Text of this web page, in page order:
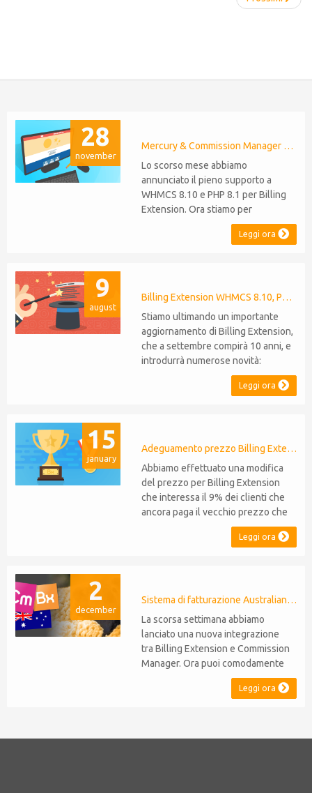
28
november
Mercury & Commission Manager WHMCS 8.11, PHP 8.2
Lo scorso mese abbiamo
annunciato il pieno supporto a
WHMCS 8.10 e PHP 8.1 per Billing
Extension. Ora stiamo per
estendere lo stesso livello di
compatibilità a Commission
recentemente rilasciato WHMCS
8.11, che introduce il supporto a
PHP 8.2. Questo non modifica il...
Leggi ora
9
august
Billing Extension WHMCS 8.10, PHP 8.1
Stiamo ultimando un importante
aggiornamento di Billing Extension,
che a settembre compirà 10 anni, e
introdurrà numerose novità:
Supporto WHMCS 8.10: il modulo
sarà compatibile con WHMCS 8.10,
rinunciare a funzionalità Supporto
P...
Leggi ora
15
january
Adeguamento prezzo Billing Extension
Abbiamo effettuato una modifica
del prezzo per Billing Extension
che interessa il 9% dei clienti che
ancora paga il vecchio prezzo che
anni fa è stato portato da 95 a 149
euro annui. Era il 2014 quando
corso degli anni Billing Extension
non...
Leggi ora
2
december
Sistema di fatturazione Australiano per WHMCS
La scorsa settimana abbiamo
lanciato una nuova integrazione
tra Billing Extension e Commission
Manager. Ora puoi comodamente
emettere note di credito in linea
con il sistema fiscale Australiano.
by Supplier e 47% Withholding.
Leggi ora